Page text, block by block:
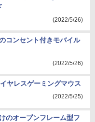
(2022/5/26)
コンセント付きモバイル
(2022/5/26)
ヤレスゲーミングマウス
(2022/5/25)
のオープンフレーム型フ